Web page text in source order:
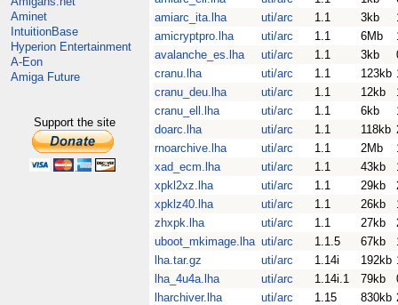
Aminet
IntuitionBase
Hyperion Entertainment
A-Eon
Amiga Future
Support the site
amiarc_ita.lha
uti/arc 1.1 3kb
amicryptpro.lha
uti/arc 1.1 6Mb
avalanche_es.lha
uti/arc 1.1 3kb
cranu.lha
uti/arc 1.1 123kb
cranu_deu.lha
uti/arc 1.1 12kb
cranu_ell.lha
uti/arc 1.1 6kb
doarc.lha
uti/arc 1.1 118kb
rnoarchive.lha
uti/arc 1.1 2Mb
xad_ecm.lha
uti/arc 1.1 43kb
xpkl2xz.lha
uti/arc 1.1 29kb
xpklz40.lha
uti/arc 1.1 26kb
zhxpk.lha
uti/arc 1.1 27kb
uboot_mkimage.lha uti/arc 1.1.5 67kb
lha.tar.gz
uti/arc 1.14i 192kb
lha_4u4a.lha
uti/arc 1.14i.1 79kb
lharchiver.lha
uti/arc 1.15 830kb